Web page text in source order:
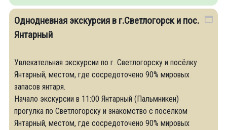
Однодневная экскурсия в г.Светлогорск и пос.
Янтарный
Увлекательная экскурсии по г. Светлогорску и посёлку
Янтарный, местом, где сосредоточено 90% мировых
запасов янтаря.
Начало экскурсии в 11:00 Янтарный (Пальмникен)
прогулка по Светлогорску и знакомство с поселком
Янтарный, местом, где сосредоточено 90% мировых